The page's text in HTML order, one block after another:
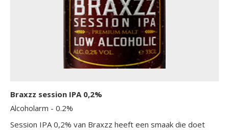
Braxzz session IPA 0,2%
Alcoholarm - 0.2%
Session IPA 0,2% van Braxzz heeft een smaak die doet